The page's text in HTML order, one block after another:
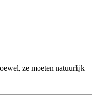
ze moeten natuurlijk